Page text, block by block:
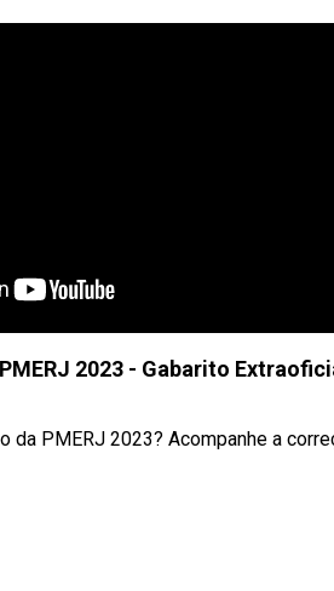
2023 - Gabarito
da PMERJ 2023? Acompanhe a